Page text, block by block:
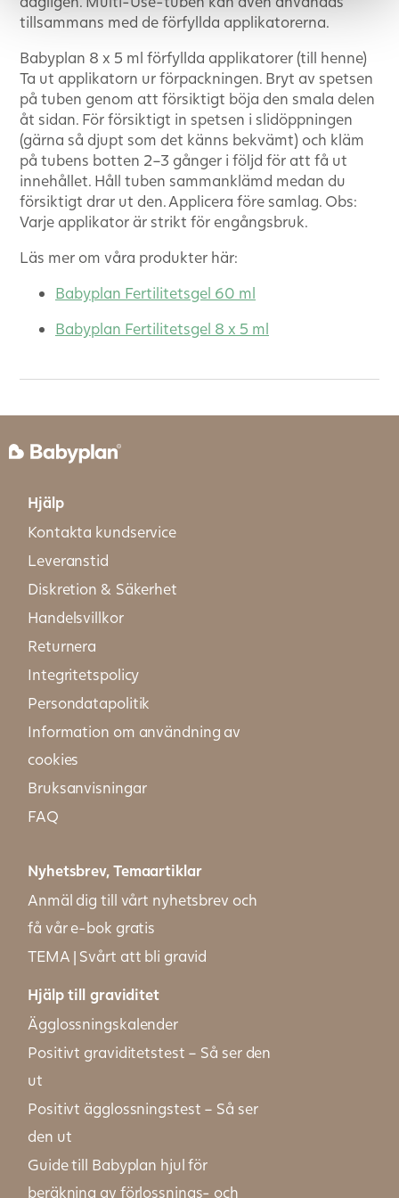
tillsammans med de förfyllda applikatorerna.
Babyplan 8 x 5 ml förfyllda applikatorer (till henne)
Ta ut applikatorn ur förpackningen. Bryt av spetsen
på tuben genom att försiktigt böja den smala delen
åt sidan. För försiktigt in spetsen i slidöppningen
(gärna så djupt som det känns bekvämt) och kläm
på tubens botten 2–3 gånger i följd för att få ut
innehållet. Håll tuben sammanklämd medan du
försiktigt drar ut den. Applicera före samlag. Obs:
Varje applikator är strikt för engångsbruk.
Läs mer om våra produkter här:
Babyplan Fertilitetsgel 60 ml
Babyplan Fertilitetsgel 8 x 5 ml
Hjälp
Kontakta kundservice
Leveranstid
Diskretion & Säkerhet
Handelsvillkor
Returnera
Integritetspolicy
Persondatapolitik
Information om användning av
cookies
Bruksanvisningar
FAQ
Nyhetsbrev, Temaartiklar
Anmäl dig till vårt nyhetsbrev och
få vår e-bok gratis
TEMA | Svårt att bli gravid
Hjälp till graviditet
Ägglossningskalender
Positivt graviditetstest – Så ser den
ut
Positivt ägglossningstest – Så ser
den ut
Guide till Babyplan hjul för
beräkning av förlossnings- och